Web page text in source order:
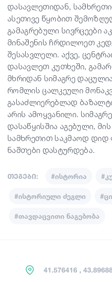
დასავლეთიდან,
ასეთივე წყობით
გამაგრებული სივრცეები
მინაშენის ჩრდილოეთ
შესასვლელი. აქვე,
დასავლეთ კუთხეში,
მხრიდან სიმაგრე
რომლის ცალკეული
გასაძლიერებლად
არის ამოყვანილი.
დასაწყისშია აგებული,
სამხრეთით საკმაოდ
ნაშთები დასტურდება.
თეგები: #ისტორია
#ისტორიული ძეგლი
#თავდაცვითი ნაგებობა
41.576416 ,